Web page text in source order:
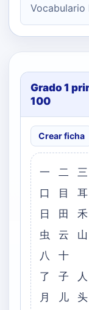
Vocabulario
Grado 1
100
Crear ficha
一 二
口 目
日 田
虫 云 山
八 十
了 子
月 儿